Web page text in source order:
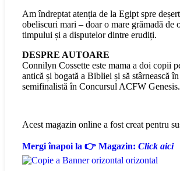
Am îndreptat atenția de la Egipt spre
obeliscuri mari – doar o mare grămadă
timpului și a disputelor dintre erudiți.
DESPRE AUTOARE
Connilyn Cossette este mama a doi copii
antică și bogată a Bibliei și să stârnească
semifinalistă în Concursul ACFW
Acest magazin online a fost creat pentru
Mergi înapoi la 👉 Magazin: Click aici